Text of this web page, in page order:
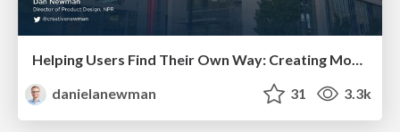
Helping Users Find Their Own Way: Creating Modern Search Experiences
danielanewman
31 3.3k